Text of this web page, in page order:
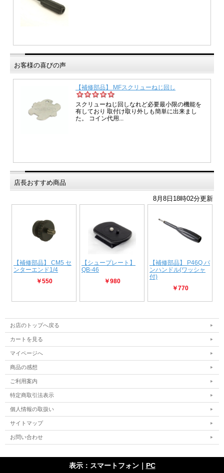
お客様の喜びの声
店長おすすめ商品
お店のトップへ戻る
カートを見る
マイページへ
商品の感想
ご利用案内
特定商取引法表示
個人情報の取扱い
サイトマップ
お問い合わせ
表示：スマートフォン｜ PC